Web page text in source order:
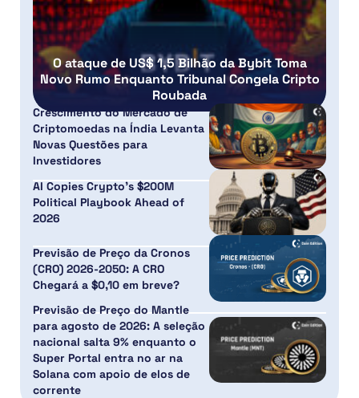
O ataque de US$ 1,5 Bilhão da Bybit Toma
Novo Rumo Enquanto Tribunal Congela Cripto
Roubada
Crescimento do Mercado de
Criptomoedas na Índia Levanta
Novas Questões para
Investidores
AI Copies Crypto’s $200M
Political Playbook Ahead of
2026
Previsão de Preço da Cronos
(CRO) 2026-2050: A CRO
Chegará a $0,10 em breve?
Previsão de Preço do Mantle
para agosto de 2026: A seleção
nacional salta 9% enquanto o
Super Portal entra no ar na
Solana com apoio de elos de
corrente